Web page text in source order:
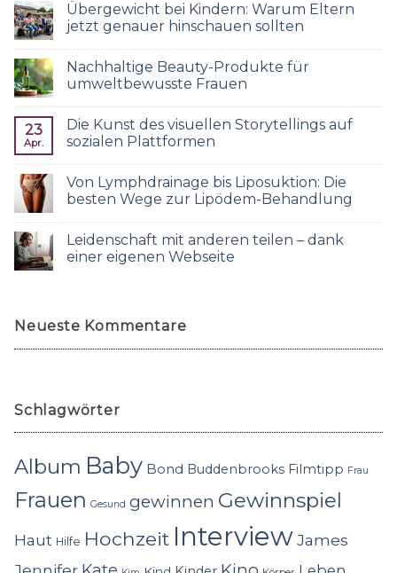
Übergewicht bei Kindern: Warum Eltern
jetzt genauer hinschauen sollten
Nachhaltige Beauty-Produkte für
umweltbewusste Frauen
23
Apr.
Die Kunst des visuellen Storytellings auf
sozialen Plattformen
Von Lymphdrainage bis Liposuktion: Die
besten Wege zur Lipödem-Behandlung
Leidenschaft mit anderen teilen – dank
einer eigenen Webseite
Neueste Kommentare
Schlagwörter
Album Baby Bond Buddenbrooks Filmtipp Frau
Frauen Gesund gewinnen Gewinnspiel
Haut Hilfe Hochzeit InterviewJames